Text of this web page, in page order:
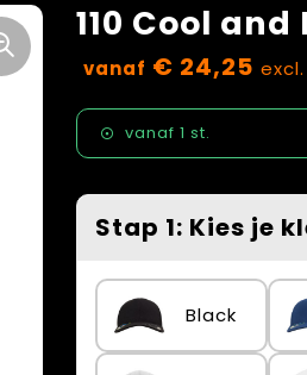
110 Cool
vanaf € 24,25
vanaf 1 st.
Stap 1: Kies je
Black